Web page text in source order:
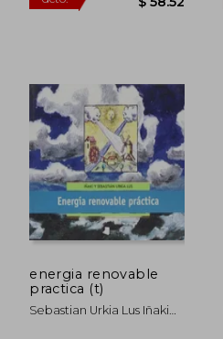
energia renovable
practica (t)
Sebastian Urkia Lus Iñaki